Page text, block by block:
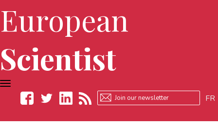
European
Scientist
FR
TOGGLE
NAVIGATION